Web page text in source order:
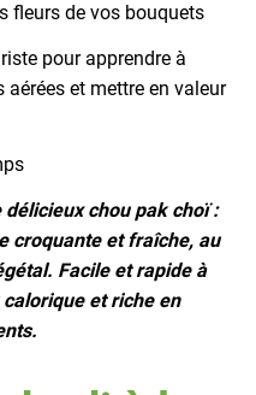
fleurs de vos bouquets
pour apprendre à
et mettre en valeur
chou pak choï :
croquante et fraîche, au
Facile et rapide à
et riche en